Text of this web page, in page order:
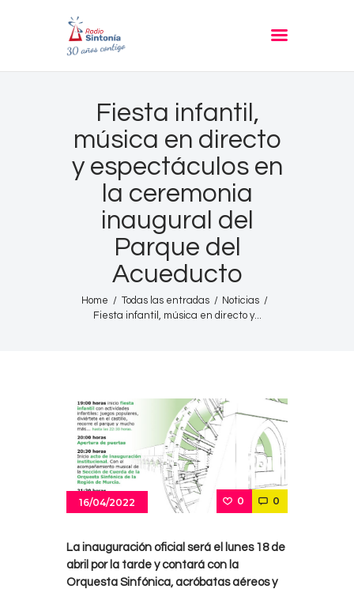
Fiesta infantil,
música en directo
y espectáculos en
la ceremonia
inaugural del
Parque del
Acueducto
Home Todas las entradas
Noticias
Fiesta infantil, música en directo y...
RADIO SINTONIA
Inicio
Informativos
Noticias
Podcast
PROGRAMACIÓN
Nuestra Historia
16/04/2022 0 0
La inauguración oficial será el lunes 18 de
abril por la tarde y contará con la
Orquesta Sinfónica, acróbatas aéreos y